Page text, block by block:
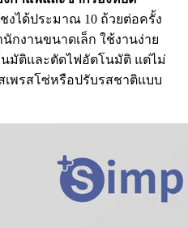
งได้ประมาณ 10 ถ้วยต่อครั้ง
กงานขนาดเล็ก ใช้งานง่าย
มัติและตัดไฟอัตโนมัติ แต่ไม่
เพรสโซ่หรือปรับรสชาติแบบ